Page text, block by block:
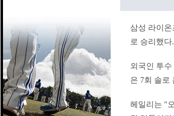
삼성 라이
로 승리했다.
외국인 투
은 7회 솔로
헤일리는 "